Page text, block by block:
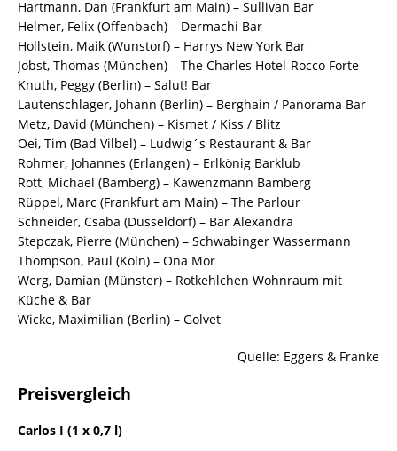
Hartmann, Dan (Frankfurt am Main) – Sullivan Bar
Helmer, Felix (Offenbach) – Dermachi Bar
Hollstein, Maik (Wunstorf) – Harrys New York Bar
Jobst, Thomas (München) – The Charles Hotel-Rocco Forte
Knuth, Peggy (Berlin) – Salut! Bar
Lautenschlager, Johann (Berlin) – Berghain / Panorama Bar
Metz, David (München) – Kismet / Kiss / Blitz
Oei, Tim (Bad Vilbel) – Ludwig´s Restaurant & Bar
Rohmer, Johannes (Erlangen) – Erlkönig Barklub
Rott, Michael (Bamberg) – Kawenzmann Bamberg
Rüppel, Marc (Frankfurt am Main) – The Parlour
Schneider, Csaba (Düsseldorf) – Bar Alexandra
Stepczak, Pierre (München) – Schwabinger Wassermann
Thompson, Paul (Köln) – Ona Mor
Werg, Damian (Münster) – Rotkehlchen Wohnraum mit
Küche & Bar
Wicke, Maximilian (Berlin) – Golvet
Quelle: Eggers & Franke
Preisvergleich
Carlos I (1 x 0,7 l)